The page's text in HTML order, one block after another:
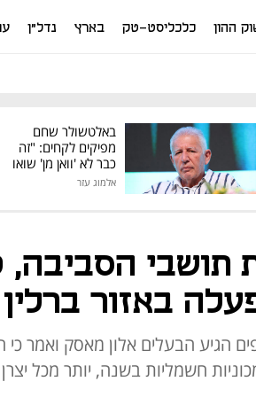
ההון כלכליסט-טק בארץ נדל"ן
באלטשולר שחם
מפיקים לקחים: "זה
כבר לא 'וואן מן' שואו
של גילעד"
אלמוג עזר
תושבי
באזור ברלין
הגיע הבעלים אלון מאסק ואמר
כ-500 אלף מכוניות חשמליות בשנה, יותר מכל